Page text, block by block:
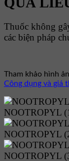
Thuốc không
các biện pháp
Tham khảo hình
Công dụng và giá